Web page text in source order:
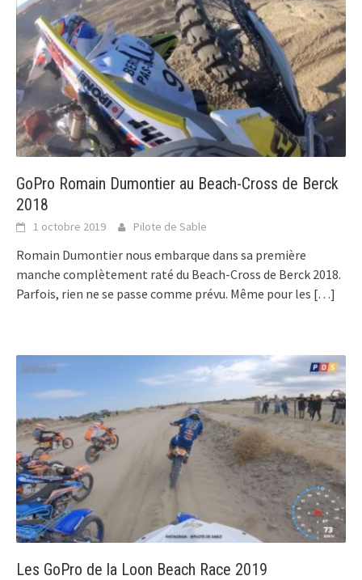
GoPro Romain Dumontier au Beach-Cross de Berck
2018
1 octobre 2019 Pilote de Sable
Romain Dumontier nous embarque dans sa première
manche complètement raté du Beach-Cross de Berck 2018.
Parfois, rien ne se passe comme prévu. Même pour les […]
Les GoPro de la Loon Beach Race 2019